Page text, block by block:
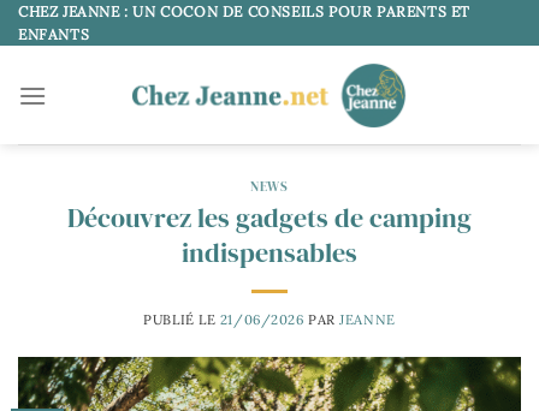
Passer
au
CHEZ JEANNE : UN COCON DE CONSEILS POUR PARENTS ET
ENFANTS
NEWS
Découvrez les gadgets de camping
indispensables
PUBLIÉ LE 21/06/2026 PAR JEANNE